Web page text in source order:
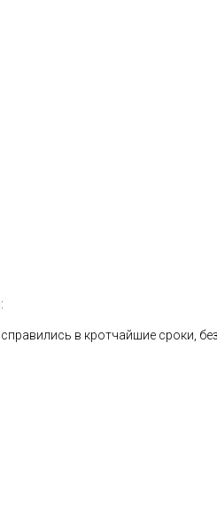
в кротчайшие сроки,